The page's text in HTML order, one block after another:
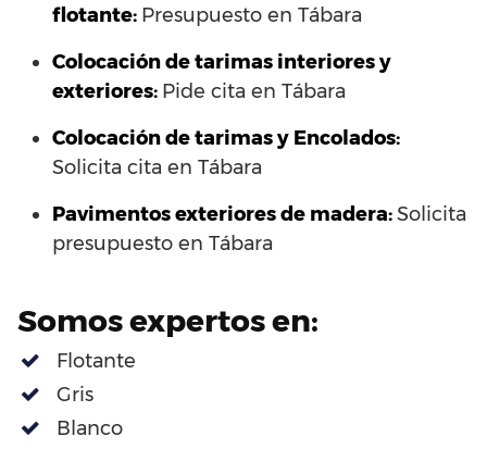
flotante: Presupuesto en Tábara
Colocación de tarimas interiores y
exteriores: Pide cita en Tábara
Colocación de tarimas y Encolados:
Solicita cita en Tábara
Pavimentos exteriores de madera:Solicita
presupuesto en Tábara
Somos expertos en:
Flotante
Gris
Blanco